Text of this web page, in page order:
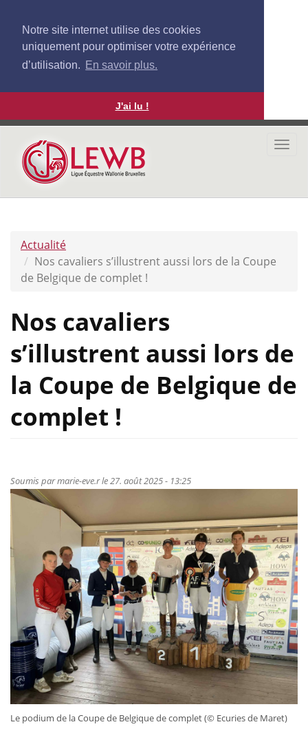
Notre site internet utilise des cookies
uniquement pour optimiser votre expérience
d’utilisation. En savoir plus.
J'ai lu !
Aller
contenu
principal
Actualité
Nos cavaliers s’illustrent aussi lors de la Coupe
de Belgique de complet !
Nos cavaliers
s’illustrent aussi lors de
la Coupe de Belgique de
complet !
Soumis parmarie-eve.rle 27. août 2025 - 13:25
Le podium de la Coupe de Belgique de complet (© Ecuries de Maret)